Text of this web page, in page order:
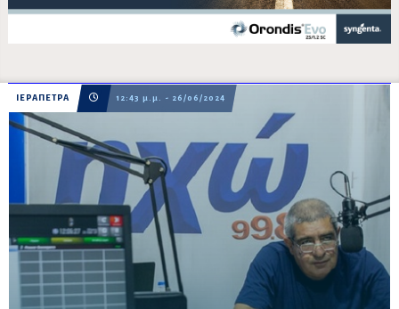
ΙΕΡΑΠΕΤΡΑ 12:43 μ.μ. - 26/06/2024